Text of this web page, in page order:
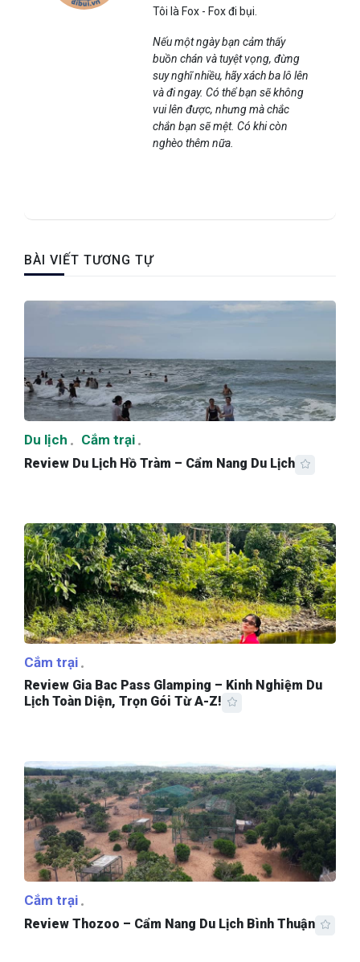
Tôi là Fox - Fox đi bụi.
Nếu một ngày bạn cảm thấy
buồn chán và tuyệt vọng, đừng
suy nghĩ nhiều, hãy xách ba lô lên
và đi ngay. Có thể bạn sẽ không
vui lên được, nhưng mà chắc
chắn bạn sẽ mệt. Có khi còn
nghèo thêm nữa.
BÀI VIẾT TƯƠNG TỰ
Du lịch Cắm trại
Review Du Lịch Hồ Tràm – Cẩm Nang Du Lịch
Cắm trại
Review Gia Bac Pass Glamping – Kinh Nghiệm Du
Lịch Toàn Diện, Trọn Gói Từ A-Z!
Cắm trại
Review Thozoo – Cẩm Nang Du Lịch Bình Thuận